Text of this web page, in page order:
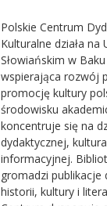
Polskie Centrum
Kulturalne działa na
Słowiańskim w
wspierająca rozwój
promocję kultury
środowisku
koncentruje się na
dydaktycznej,
informacyjnej.
gromadzi publikacje
historii, kultury i